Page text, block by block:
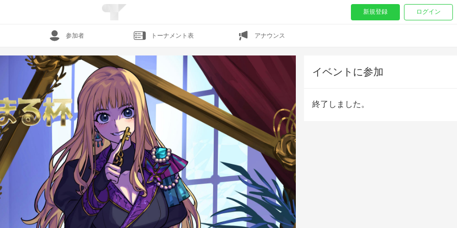
イベントに参加
終了しました。
参加者 トーナメント表 アナウンス
新規登録 ログイン